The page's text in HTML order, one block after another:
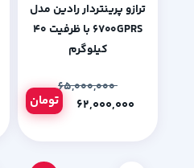
ترازو پرینتردار رادین مدل
۶۷۰۰GPRS با ظرفیت ۴۰
کیلوگرم
۶۵,۰۰۰,۰۰۰
تومان